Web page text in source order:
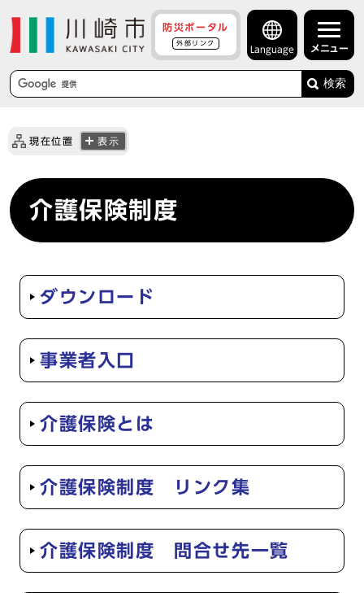
防災ポータル
外部リンク
Language メニュー
検索
現在位置 表示
介護保険制度
ダウンロード
事業者入口
介護保険とは
介護保険制度 リンク集
介護保険制度 問合せ先一覧